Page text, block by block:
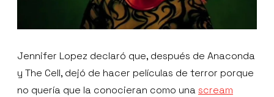
Jennifer Lopez declaró que, después de Anaconda
y The Cell, dejó de hacer películas de terror porque
no quería que la conocieran como unascream